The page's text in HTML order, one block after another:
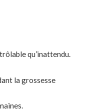
qu’inattendu.
la grossesse